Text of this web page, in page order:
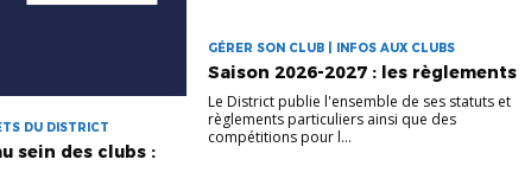
DU DISTRICT
sein des clubs :
GÉRER SON CLUB | INFOS AUX CLUBS
Saison 2026-2027 : les règlements
Le District publie l'ensemble de ses statuts et
règlements particuliers ainsi que des
compétitions pour l...